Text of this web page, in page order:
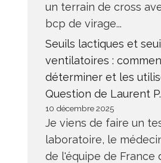
un terrain de cross
bcp de virage...
Seuils lactiques et
ventilatoires :
déterminer et les
Question de Laurent P.
10 décembre 2025
Je viens de faire un
laboratoire, le
de l'équipe de France